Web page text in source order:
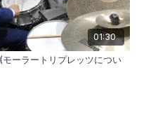
01:30
ーラートリプレッツについ